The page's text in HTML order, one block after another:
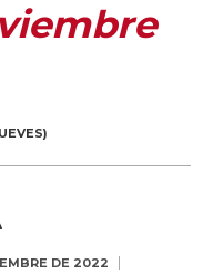
DE 2022